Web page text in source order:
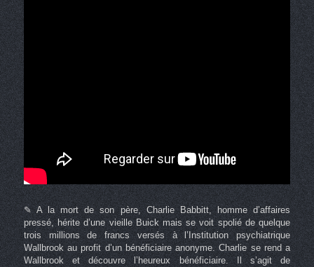
✎ A la mort de son père, Charlie Babbitt, homme d’affaires
pressé, hérite d’une vieille Buick mais se voit spolié de quelque
trois millions de francs versés à l’Institution psychiatrique
Wallbrook au profit d’un bénéficiaire anonyme. Charlie se rend a
Wallbrook et découvre l’heureux bénéficiaire. Il s’agit de